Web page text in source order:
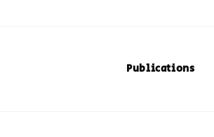
Publications